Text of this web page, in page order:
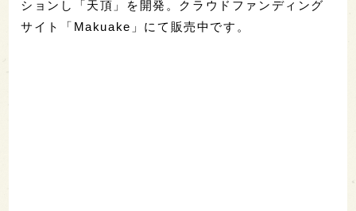
ションし「天頂」を開発。クラウドファンディング
サイト「Makuake」にて販売中です。